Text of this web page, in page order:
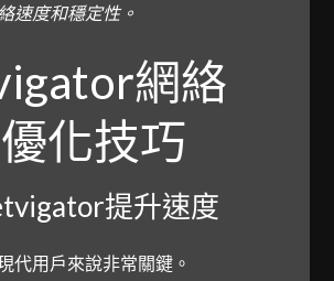
速度和穩定性。
網絡
化技巧
提升速度
代用戶來說非常關鍵。